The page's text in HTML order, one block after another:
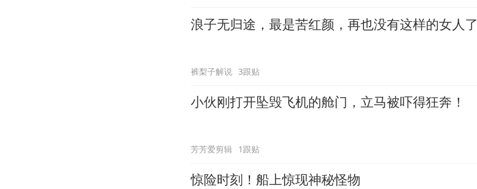
浪子无归途，最是苦红颜，再也没有这样的女人了
裤梨子解说 3跟贴
小伙刚打开坠毁飞机的舱门，立马被吓得狂奔！
芳芳爱剪辑 1跟贴
惊险时刻！船上惊现神秘怪物